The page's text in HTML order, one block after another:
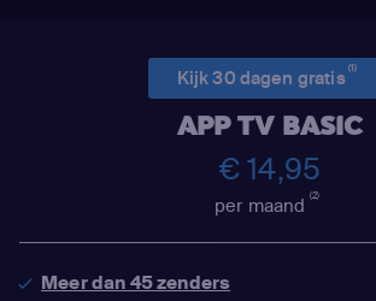
Kijk 30 dagen gratis(1)
APP TV BASIC
€ 14,95
per maand(2)
Meer dan 45 zenders